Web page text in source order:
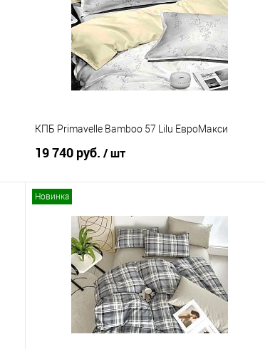
Купить в 1 клик
Сравнение
В избранное
В наличии
КПБ Primavelle Bamboo 57 Lilu ЕвроМакси
19 740 руб. / шт
Купить в 1 клик
Сравнение
В избранное
В наличии
Новинка